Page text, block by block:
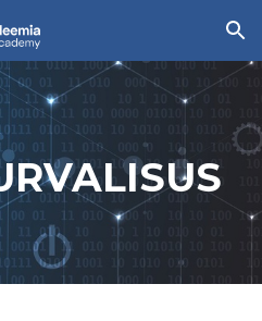
Skip to navigation